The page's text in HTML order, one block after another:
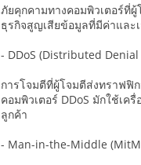
ภัยคุกคามทางคอมพิวเตอร์ที่
ธุรกิจสูญเสียข้อมูลที่มีค่าและ
- DDoS (Distributed Denial
การโจมตีที่ผู้โจมตีส่งทราฟฟิ
คอมพิวเตอร์ DDoS มักใช้เค
ลูกค้า
- Man-in-the-Middle